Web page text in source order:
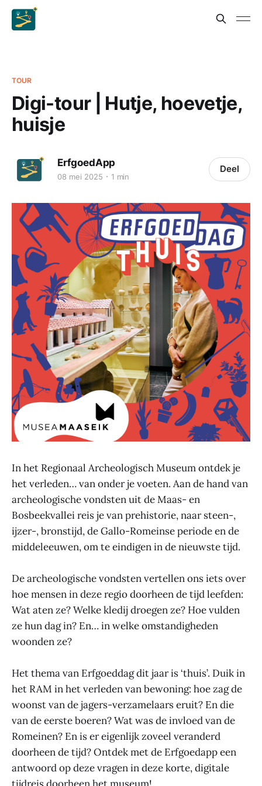
TOUR
Digi-tour | Hutje, hoevetje,
huisje
ErfgoedApp
08 mei 2025 1 min
Deel
In het Regionaal Archeologisch Museum ontdek je
het verleden… van onder je voeten. Aan de hand van
archeologische vondsten uit de Maas- en
Bosbeekvallei reis je van prehistorie, naar steen-,
ijzer-, bronstijd, de Gallo-Romeinse periode en de
middeleeuwen, om te eindigen in de nieuwste tijd.
De archeologische vondsten vertellen ons iets over
hoe mensen in deze regio doorheen de tijd leefden:
Wat aten ze? Welke kledij droegen ze? Hoe vulden
ze hun dag in? En… in welke omstandigheden
woonden ze?
Het thema van Erfgoeddag dit jaar is ‘thuis’. Duik in
het RAM in het verleden van bewoning: hoe zag de
woonst van de jagers-verzamelaars eruit? En die
van de eerste boeren? Wat was de invloed van de
Romeinen? En is er eigenlijk zoveel veranderd
doorheen de tijd? Ontdek met de Erfgoedapp een
antwoord op deze vragen in deze korte, digitale